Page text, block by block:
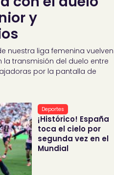
y
nuestra liga femenina vuelven
transmisión del duelo entre
por la pantalla de
Deportes
¡Histórico! España
toca el cielo por
segunda vez en el
Mundial